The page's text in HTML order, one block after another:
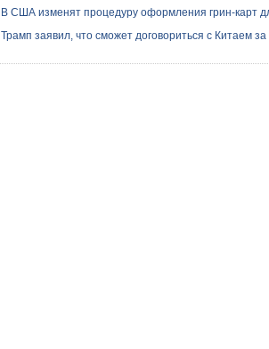
В США изменят процедуру оформления грин-карт
Трамп заявил, что сможет договориться с Китаем